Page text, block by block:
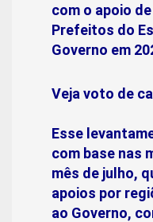
com o apoio
Prefeitos do
Governo em
Veja voto de
Esse
com base nas
mês de julho,
apoios por
ao Governo,